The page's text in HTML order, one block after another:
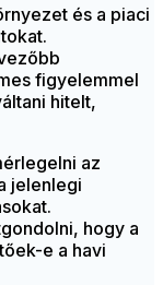
és a piaci
figyelemmel
hitelt,
az
jelenlegi
hogy a
e a havi